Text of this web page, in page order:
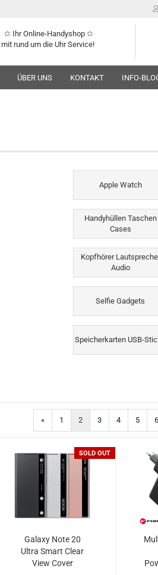
✩ Ihr Online-Handyshop ✩
mit rund um die Uhr Service!
ÜBER UNS KONTAKT INFO-
Apple Watch
Handyhüllen Taschen
Cases
Kopfhörer
Audio
Selfie Gadgets
Speicherkarten USB-
« 1 2 3 4 5 6
SOLD OUT
Galaxy Note 20
Ultra Smart Clear
View Cover